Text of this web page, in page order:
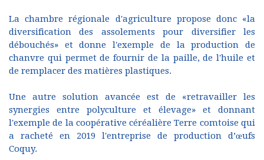
La chambre régionale d'agriculture propose donc «la
diversification des assolements pour diversifier les
débouchés» et donne l'exemple de la production de
chanvre qui permet de fournir de la paille, de l'huile et
de remplacer des matières plastiques.
Une autre solution avancée est de «retravailler les
synergies entre polyculture et élevage» et donnant
l'exemple de la coopérative céréalière Terre comtoise qui
a racheté en 2019 l'entreprise de production d’œufs
Coquy.